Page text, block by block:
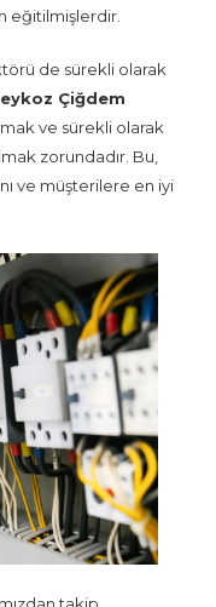
eğitilmişlerdir.
de sürekli olarak
Çiğdem
ve sürekli olarak
zorundadır. Bu,
ve müşterilere en iyi